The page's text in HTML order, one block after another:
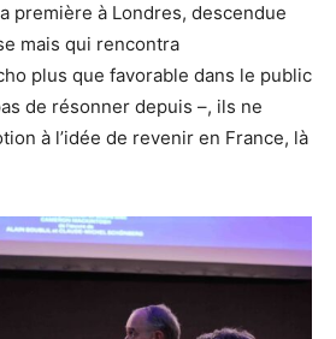
première à Londres, descendue
mais qui rencontra
plus que favorable dans le public
de résonner depuis –, ils ne
à l’idée de revenir en France, là